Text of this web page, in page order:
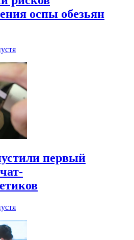
оспы обезьян
первый